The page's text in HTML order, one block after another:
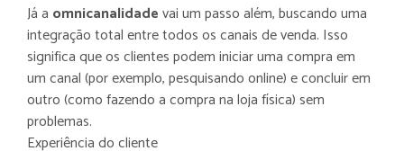
Já a omnicanalidadevai um passo além, buscando uma
integração total entre todos os canais de venda. Isso
significa que os clientes podem iniciar uma compra em
um canal (por exemplo, pesquisando online) e concluir em
outro (como fazendo a compra na loja física) sem
problemas.
Experiência do cliente